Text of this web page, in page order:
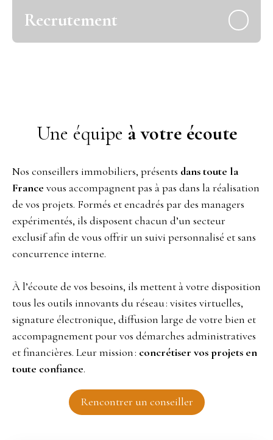
Recrutement
Une équipe à votre écoute
Nos conseillers immobiliers, présents dans toute la
France vous accompagnent pas à pas dans la réalisation
de vos projets. Formés et encadrés par des managers
expérimentés, ils disposent chacun d’un secteur
exclusif afin de vous offrir un suivi personnalisé et sans
concurrence interne.
À l’écoute de vos besoins, ils mettent à votre disposition
tous les outils innovants du réseau : visites virtuelles,
signature électronique, diffusion large de votre bien et
accompagnement pour vos démarches administratives
et financières. Leur mission : concrétiser vos projets en
toute confiance.
Rencontrer un conseiller